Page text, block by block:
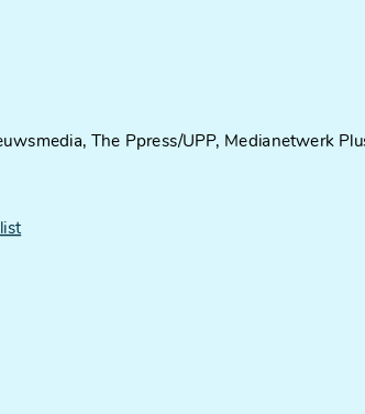
The Ppress/UPP, Medianetwerk